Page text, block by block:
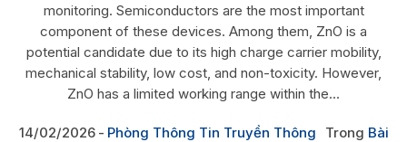
monitoring. Semiconductors are the most important
component of these devices. Among them, ZnO is a
potential candidate due to its high charge carrier mobility,
mechanical stability, low cost, and non-toxicity. However,
ZnO has a limited working range within the...
14/02/2026 Phòng Thông Tin Truyền Thông Trong Bài